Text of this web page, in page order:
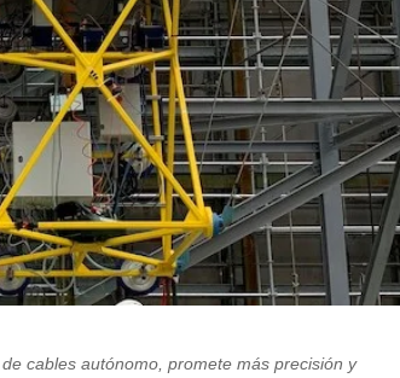
cables autónomo, promete más precisión y